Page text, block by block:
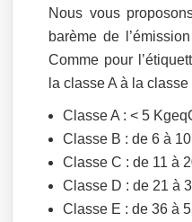
Nous vous
barème de
Comme pour
la classe A à la classe
Classe A : < 5
Classe B : de 6 à
Classe C : de 11 à
Classe D : de 21 à
Classe E : de 36 à